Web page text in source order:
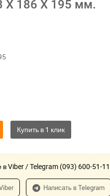
Х 186 Х 195 мм.
Viber / Telegram (093) 600-51-11
Написать в Telegram